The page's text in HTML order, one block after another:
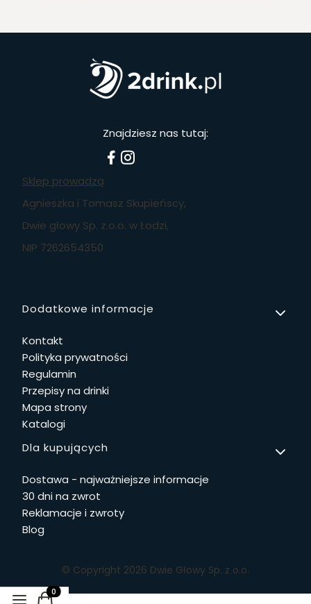
Znajdziesz nas tutaj:
Sklep prowadzą
Agnieszka i Tomasz Skupieńscy,
Dwie głowy Sp. z.o.o. w Łodzi,
NIP 7262654350
Linki w stopce
Dodatkowe informacje
Kontakt
Polityka prywatności
Regulamin
Przepisy na drinki
Mapa strony
Katalogi
Dla kupujących
Dostawa - najważniejsze informacje
30 dni na zwrot
Reklamacje i zwroty
Blog
© Copyright 2026 Dwie Głowy Sp. z o.o.
Produkty w koszyku: 0. Zobacz szczegóły